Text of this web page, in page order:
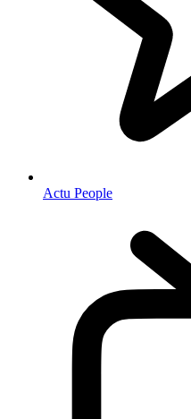
Actu People